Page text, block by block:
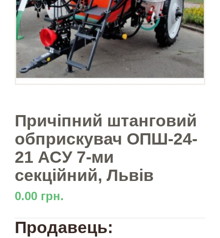
Причіпний штанговий
обприскувач ОПШ-24-
21 АСУ 7-ми
секційний, Львів
0.00 грн.
Продавець: